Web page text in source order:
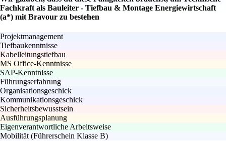
Fachkraft als Bauleiter - Tiefbau & Montage Energiewirtschaft
(a*) mit Bravour zu bestehen
Projektmanagement
Tiefbaukenntnisse
Kabelleitungstiefbau
MS Office-Kenntnisse
SAP-Kenntnisse
Führungserfahrung
Organisationsgeschick
Kommunikationsgeschick
Sicherheitsbewusstsein
Ausführungsplanung
Eigenverantwortliche Arbeitsweise
Mobilität (Führerschein Klasse B)